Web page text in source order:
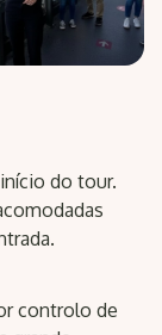
do tour.
controlo de